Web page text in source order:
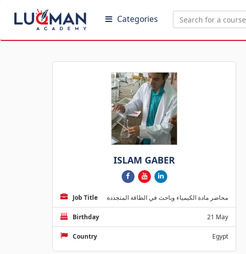
Categories
ISLAM GABER
Job Title محاضر مادة الكيمياء وباحث في الطاقة المتجددة
Birthday 21 May
Country Egypt